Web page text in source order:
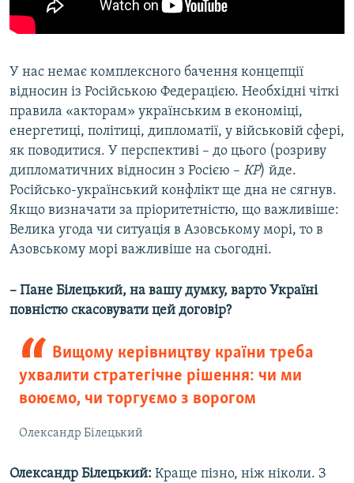
У нас немає комплексного бачення концепції
відносин із Російською Федерацією. Необхідні чіткі
правила «акторам» українським в економіці,
енергетиці, політиці, дипломатії, у військовій сфері,
як поводитися. У перспективі – до цього (розриву
дипломатичних відносин з Росією – КР) йде.
Російсько-український конфлікт ще дна не сягнув.
Якщо визначати за пріоритетністю, що важливіше:
Велика угода чи ситуація в Азовському морі, то в
Азовському морі важливіше на сьогодні.
– Пане Білецький, на вашу думку, варто Україні
повністю скасовувати цей договір?
Вищому керівництву країни треба
ухвалити стратегічне рішення: чи ми
воюємо, чи торгуємо з ворогом
Олександр Білецький
Олександр Білецький: Краще пізно, ніж ніколи. З